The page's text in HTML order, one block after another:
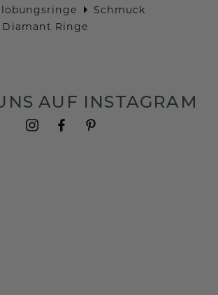
Schmuck
Diamant Ringe
AUF INSTAGRAM